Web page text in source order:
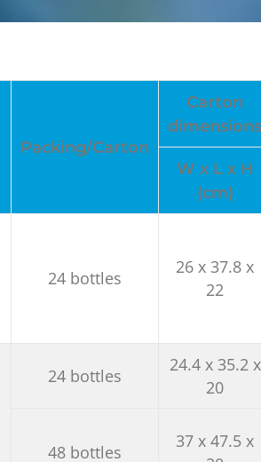
Packing/Carton
Carton
dimensions
W x L x H
(cm)
24 bottles
26 x 37.8 x
22
24 bottles
24.4 x 35.2 x
20
48 bottles
37 x 47.5 x